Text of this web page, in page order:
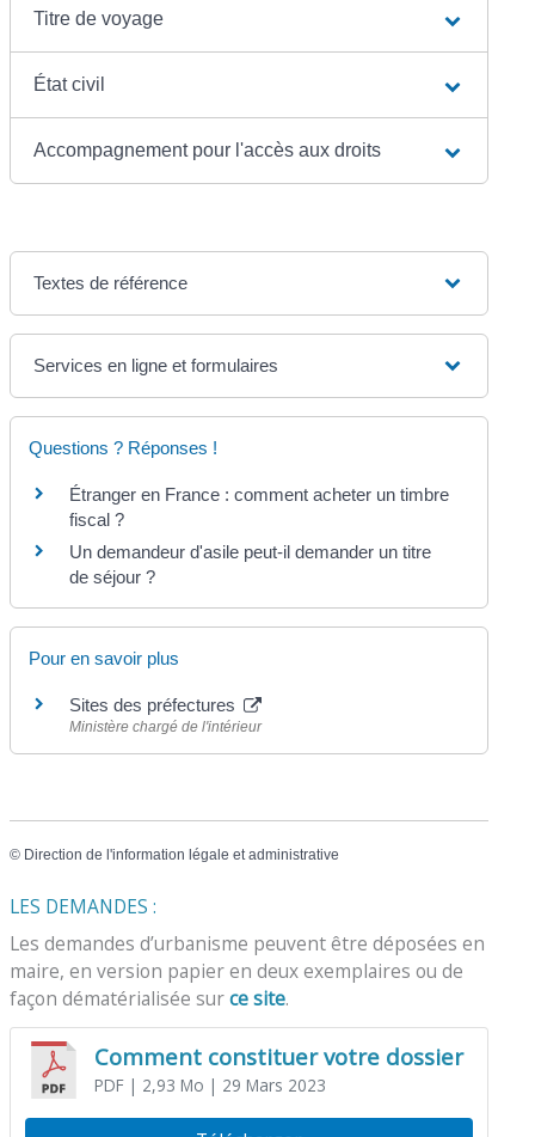
Titre de voyage
État civil
Accompagnement pour l'accès aux droits
Textes de référence
Services en ligne et formulaires
Questions ? Réponses !
Étranger en France : comment acheter un timbre
fiscal ?
Un demandeur d'asile peut-il demander un titre
de séjour ?
Pour en savoir plus
Sites des préfectures
Ministère chargé de l'intérieur
© Direction de l'information légale et administrative
LES DEMANDES :
Les demandes d’urbanisme peuvent être déposées en
maire, en version papier en deux exemplaires ou de
façon dématérialisée surce site.
Comment constituer votre dossier
PDF| 2,93 Mo | 29 Mars 2023